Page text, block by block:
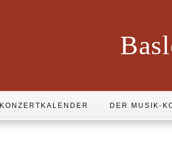
KONZERTKALENDER DER MUSIK-